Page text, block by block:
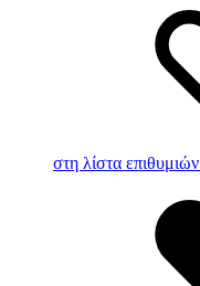
στη λίστα επιθυμιών